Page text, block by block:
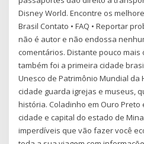
Disney World. Encontre os
Brasil Contato • FAQ • Reportar
não é autor e não endossa
comentários. Distante pouco mais
também foi a primeira cidade
Unesco de Patrimônio Mundial da
cidade guarda igrejas e museus,
história. Coladinho em Ouro
cidade e capital do estado de
imperdíveis que vão fazer você